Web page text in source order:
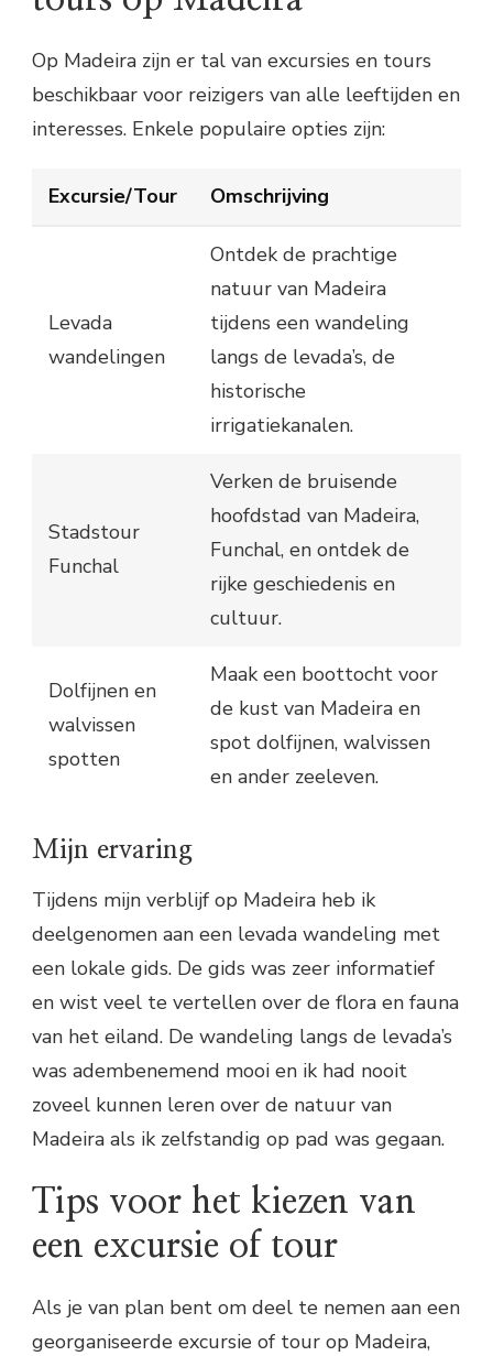
Op Madeira zijn er tal van excursies en tours
beschikbaar voor reizigers van alle leeftijden en
interesses. Enkele populaire opties zijn:
Excursie/Tour Omschrijving
Levada
wandelingen
Ontdek de prachtige
natuur van Madeira
tijdens een wandeling
langs de levada’s, de
historische
irrigatiekanalen.
Stadstour
Funchal
Verken de bruisende
hoofdstad van Madeira,
Funchal, en ontdek de
rijke geschiedenis en
cultuur.
Dolfijnen en
walvissen
spotten
Maak een boottocht voor
de kust van Madeira en
spot dolfijnen, walvissen
en ander zeeleven.
Mijn ervaring
Tijdens mijn verblijf op Madeira heb ik
deelgenomen aan een levada wandeling met
een lokale gids. De gids was zeer informatief
en wist veel te vertellen over de flora en fauna
van het eiland. De wandeling langs de levada’s
was adembenemend mooi en ik had nooit
zoveel kunnen leren over de natuur van
Madeira als ik zelfstandig op pad was gegaan.
Tips voor het kiezen van
een excursie of tour
Als je van plan bent om deel te nemen aan een
georganiseerde excursie of tour op Madeira,